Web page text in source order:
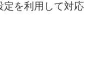
定を利用して対応